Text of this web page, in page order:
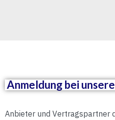
Anmeldung bei
Anbieter und Vertragspartner